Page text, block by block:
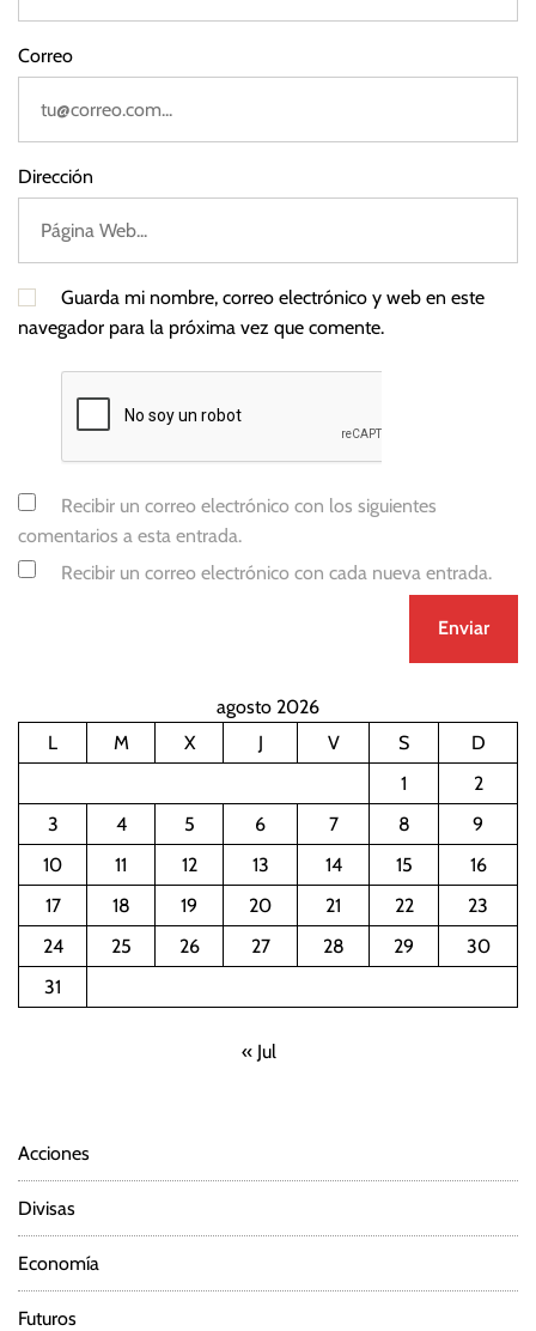
Correo
Dirección
Guarda mi nombre, correo electrónico y web en este
navegador para la próxima vez que comente.
Recibir un correo electrónico con los siguientes
comentarios a esta entrada.
Recibir un correo electrónico con cada nueva entrada.
agosto 2026
L
M X J V S
D
1
2
3
4 5 6 7 8
9
10
11 12 13 14 15
16
17
18 19 20 21 22
23
24
25 26 27 28 29
30
31
« Jul
Acciones
Divisas
Economía
Futuros